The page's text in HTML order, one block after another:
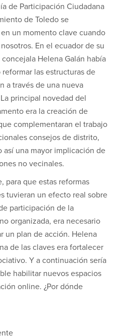
de Participación Ciudadana
de Toledo se
un momento clave cuando
En el ecuador de su
Helena Galán había
las estructuras de
a través de una nueva
principal novedad del
era la creación de
complementaran el trabajo
consejos de distrito,
así una mayor implicación de
no vecinales.
para que estas reformas
tuvieran un efecto real sobre
participación de la
organizada, era necesario
un plan de acción. Helena
de las claves era fortalecer
Y a continuación sería
habilitar nuevos espacios
online. ¿Por dónde